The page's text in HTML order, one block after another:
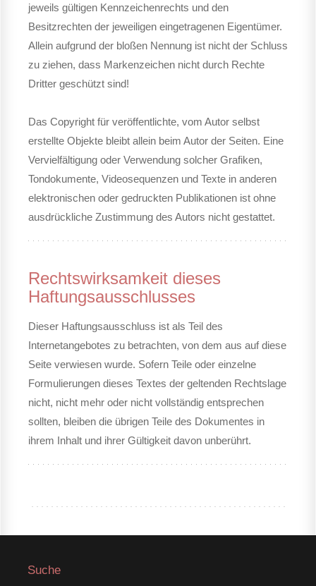
jeweils gültigen Kennzeichenrechts und den
Besitzrechten der jeweiligen eingetragenen Eigentümer.
Allein aufgrund der bloßen Nennung ist nicht der Schluss
zu ziehen, dass Markenzeichen nicht durch Rechte
Dritter geschützt sind!
Das Copyright für veröffentlichte, vom Autor selbst
erstellte Objekte bleibt allein beim Autor der Seiten. Eine
Vervielfältigung oder Verwendung solcher Grafiken,
Tondokumente, Videosequenzen und Texte in anderen
elektronischen oder gedruckten Publikationen ist ohne
ausdrückliche Zustimmung des Autors nicht gestattet.
Rechtswirksamkeit dieses
Haftungsausschlusses
Dieser Haftungsausschluss ist als Teil des
Internetangebotes zu betrachten, von dem aus auf diese
Seite verwiesen wurde. Sofern Teile oder einzelne
Formulierungen dieses Textes der geltenden Rechtslage
nicht, nicht mehr oder nicht vollständig entsprechen
sollten, bleiben die übrigen Teile des Dokumentes in
ihrem Inhalt und ihrer Gültigkeit davon unberührt.
Suche